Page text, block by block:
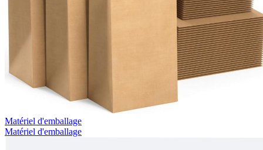
Matériel d'emballage
Matériel d'emballage